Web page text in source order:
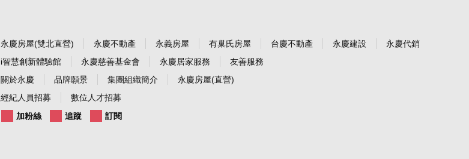
永慶房屋(雙北直營) 永慶不動產 永義房屋 有巢氏房屋 台慶不動產 永慶建設
永慶代銷
i智慧創新體驗館 永慶慈善基金會 永慶居家服務
友善服務
關於永慶 品牌願景 集團組織簡介
永慶房屋(直營)
經紀人員招募
數位人才招募
加粉絲 追蹤 訂閱